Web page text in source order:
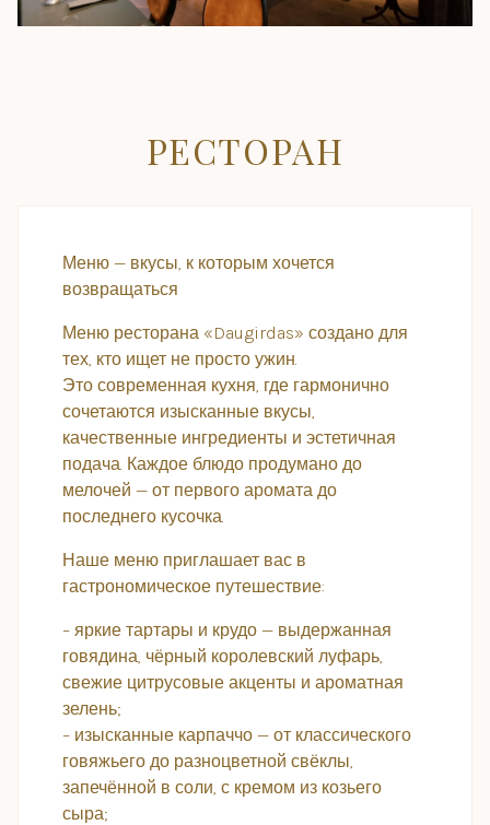
РЕСТОРАН
Меню — вкусы, к которым хочется
возвращаться
Меню ресторана «Daugirdas» создано для
тех, кто ищет не просто ужин.
Это современная кухня, где гармонично
сочетаются изысканные вкусы,
качественные ингредиенты и эстетичная
подача. Каждое блюдо продумано до
мелочей — от первого аромата до
последнего кусочка.
Наше меню приглашает вас в
гастрономическое путешествие:
– яркие тартары и крудо — выдержанная
говядина, чёрный королевский луфарь,
свежие цитрусовые акценты и ароматная
зелень;
– изысканные карпаччо — от классического
говяжьего до разноцветной свёклы,
запечённой в соли, с кремом из козьего
сыра;